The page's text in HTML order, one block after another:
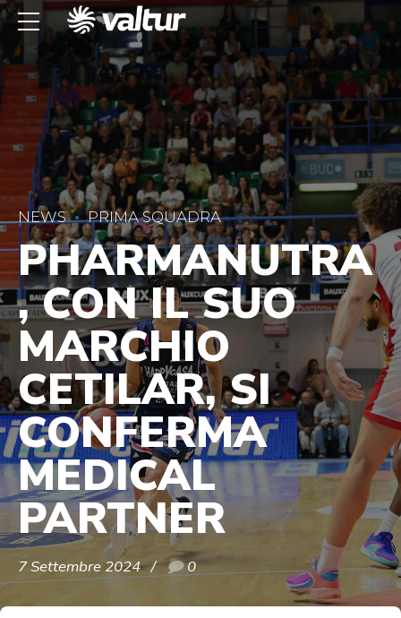
NEWS PRIMA SQUADRA
PHARMANUTRA
, CON IL SUO
MARCHIO
CETILAR, SI
CONFERMA
MEDICAL
PARTNER
7 Settembre 2024 0